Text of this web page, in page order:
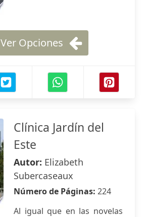
Ver Opciones
Clínica Jardín del
Este
Autor: Elizabeth
Subercaseaux
Número de Páginas: 224
Al igual que en las novelas